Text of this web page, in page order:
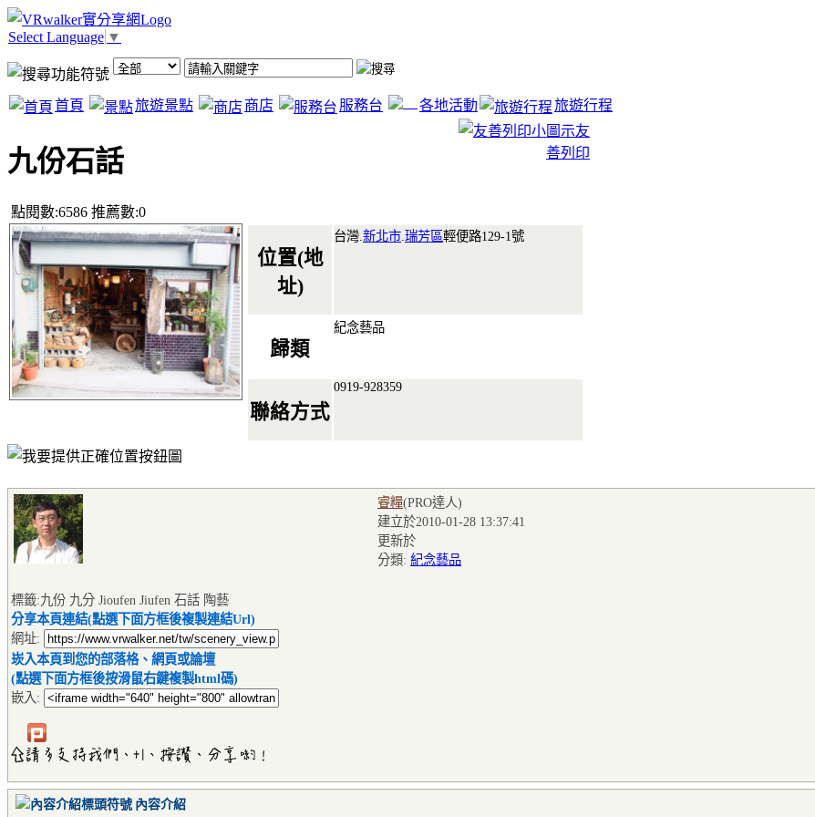
Select Language ▼
首頁 旅遊景點 商店 服務台 各地活動 旅遊行程
九份石話
點閱數:6586 推薦數:0
友
善列印
位置(地
址)
台灣. 新北市 瑞芳區輕便路129-1號
歸類
紀念藝品
聯絡方式
0919-928359
睿糧(PRO達人)
建立於2010-01-28 13:37:41
更新於
分類: 紀念藝品
標籤:九份 九分 Jioufen Jiufen 石話 陶藝
分享本頁連結(點選下面方框後複製連結Url)
網址:
崁入本頁到您的部落格、網頁或論壇
(點選下面方框後按滑鼠右鍵複製html碼)
嵌入:
內容介紹